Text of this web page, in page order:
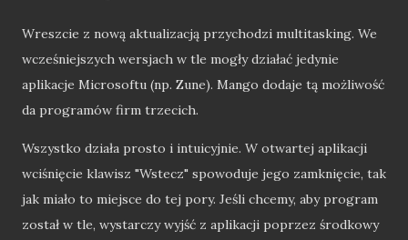
Wreszcie z nową aktualizacją przychodzi multitasking. We
wcześniejszych wersjach w tle mogły działać jedynie
aplikacje Microsoftu (np. Zune). Mango dodaje tą możliwość
da programów firm trzecich.
Wszystko działa prosto i intuicyjnie. W otwartej aplikacji
wciśnięcie klawisz "Wstecz" spowoduje jego zamknięcie, tak
jak miało to miejsce do tej pory. Jeśli chcemy, aby program
został w tle, wystarczy wyjść z aplikacji poprzez środkowy